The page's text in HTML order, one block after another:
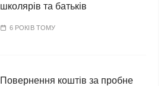
школярів та батьків
6 РОКІВ ТОМУ
Повернення коштів за пробне